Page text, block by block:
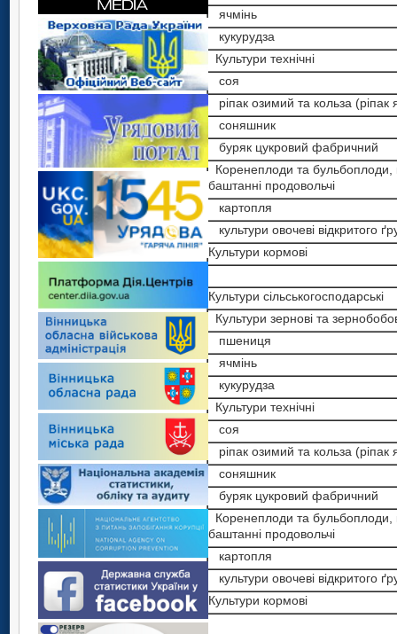
ячмінь
кукурудза
Культури технічні
соя
ріпак озимий та кольза (ріпак
соняшник
буряк цукровий фабричний
Коренеплоди та бульбоплоди,
баштанні продовольчі
картопля
культури овочеві відкритого
Культури кормові
Культури сільськогосподарські
Культури зернові та
пшениця
ячмінь
кукурудза
Культури технічні
соя
ріпак озимий та кольза (ріпак
соняшник
буряк цукровий фабричний
Коренеплоди та бульбоплоди,
баштанні продовольчі
картопля
культури овочеві відкритого
Культури кормові